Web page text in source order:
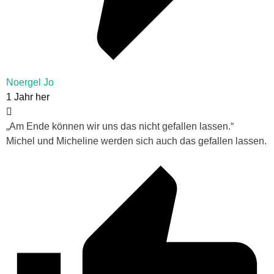
Noergel Jo
1 Jahr her
„Am Ende können wir uns das nicht gefallen lassen.“
Michel und Micheline werden sich auch das gefallen lassen.